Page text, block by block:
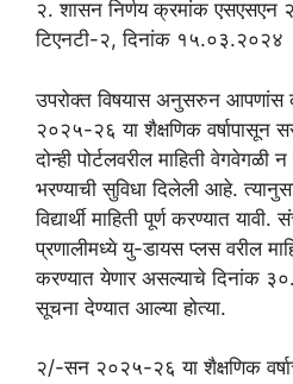
२. शासन निर्णय क्रमांक
टिएनटी-२, दिनांक १५.०३.२०२४
उपरोक्त विषयास अनुसरुन
२०२५-२६ या शैक्षणिक वर्षापासून
दोन्ही पोर्टलवरील माहिती वेगवेगळी
भरण्याची सुविधा दिलेली आहे.
विद्यार्थी माहिती पूर्ण करण्यात
प्रणालीमध्ये यु-डायस प्लस वरील
करण्यात येणार असल्याचे दिनांक
सूचना देण्यात आल्या होत्या.
२/-सन २०२५-२६ या शैक्षणिक